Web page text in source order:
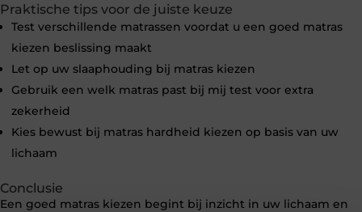
Praktische tips voor de juiste keuze
Test verschillende matrassen voordat u een goed matras
kiezen beslissing maakt
Let op uw slaaphouding bij matras kiezen
Gebruik een welk matras past bij mij test voor extra
zekerheid
Kies bewust bij matras hardheid kiezen op basis van uw
lichaam
Conclusie
Een goed matras kiezen begint bij inzicht in uw lichaam en